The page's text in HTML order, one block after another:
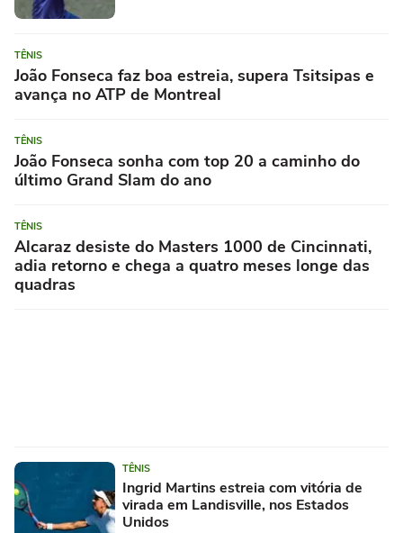
TÊNIS
João Fonseca faz boa estreia, supera Tsitsipas e
avança no ATP de Montreal
TÊNIS
João Fonseca sonha com top 20 a caminho do
último Grand Slam do ano
TÊNIS
Alcaraz desiste do Masters 1000 de Cincinnati,
adia retorno e chega a quatro meses longe das
quadras
TÊNIS
Ingrid Martins estreia com vitória de
virada em Landisville, nos Estados
Unidos